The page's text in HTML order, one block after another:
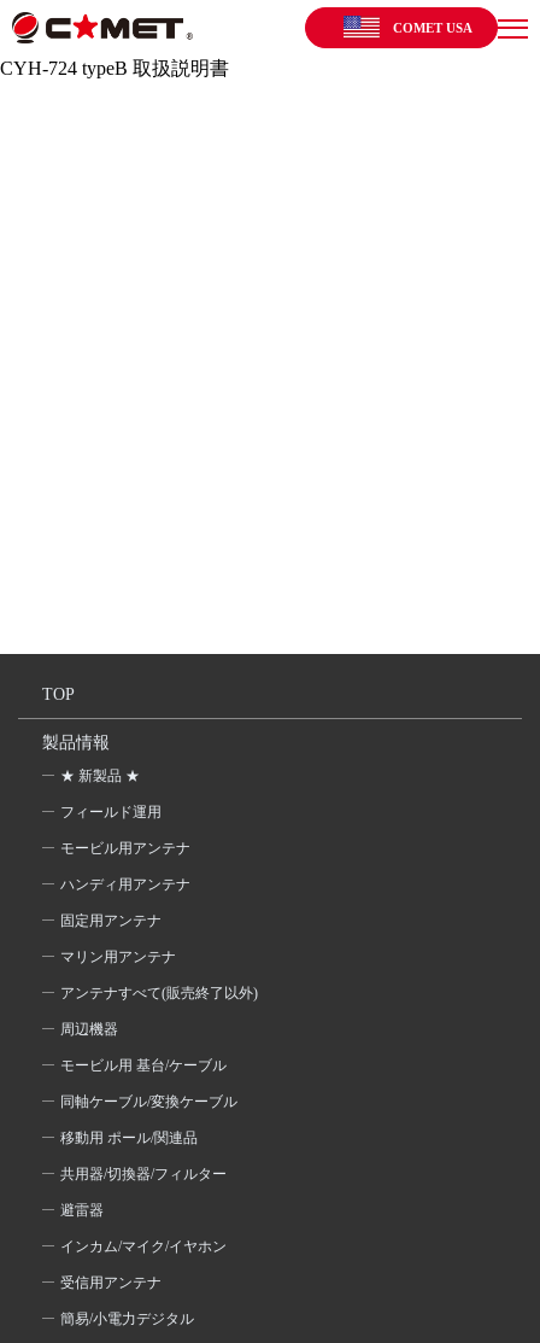
COMET USA
CYH-724 typeB 取扱説明書
TOP
製品情報
★ 新製品 ★
フィールド運用
モービル用アンテナ
ハンディ用アンテナ
固定用アンテナ
マリン用アンテナ
アンテナすべて(販売終了以外)
周辺機器
モービル用 基台/ケーブル
同軸ケーブル/変換ケーブル
移動用 ポール/関連品
共用器/切換器/フィルター
避雷器
インカム/マイク/イヤホン
受信用アンテナ
簡易/小電力デジタル